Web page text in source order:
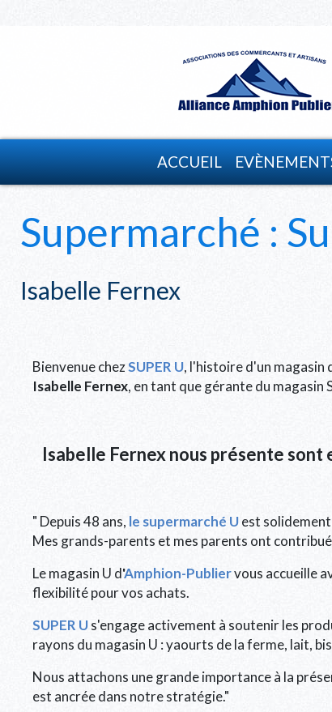
ACCUEIL
Supermarché :
Isabelle Fernex
Bienvenue chezSUPER U, l'histoire d'un magasin
Isabelle Fernex, en tant que gérante du
Isabelle Fernex nous présente sont
" Depuis 48 ans, le supermarché Uest
Mes grands-parents et mes parents ont
Le magasin U d'Amphion-Publiervous accueille
flexibilité pour vos achats.
SUPER Us'engage activement à soutenir les
rayons du magasin U : yaourts de la ferme, lait,
Nous attachons une grande importance à la
est ancrée dans notre stratégie."